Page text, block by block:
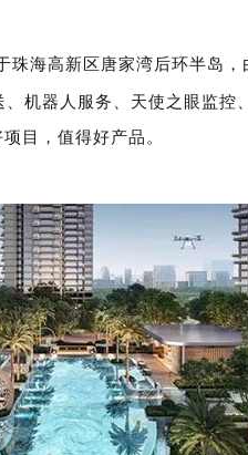
珠海高新区唐家湾后环半岛
机器人服务、天使之眼监控
目，值得好产品。